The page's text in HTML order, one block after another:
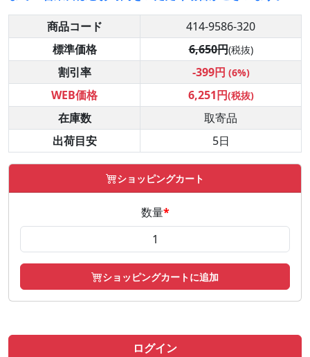
商品コード
414-9586-320
標準価格
6,650円(税抜)
割引率 -399円 (6%)
WEB価格 6,251円(税抜)
在庫数
取寄品
出荷目安
5日
ショッピングカート
数量*
ショッピングカートに追加
ログイン